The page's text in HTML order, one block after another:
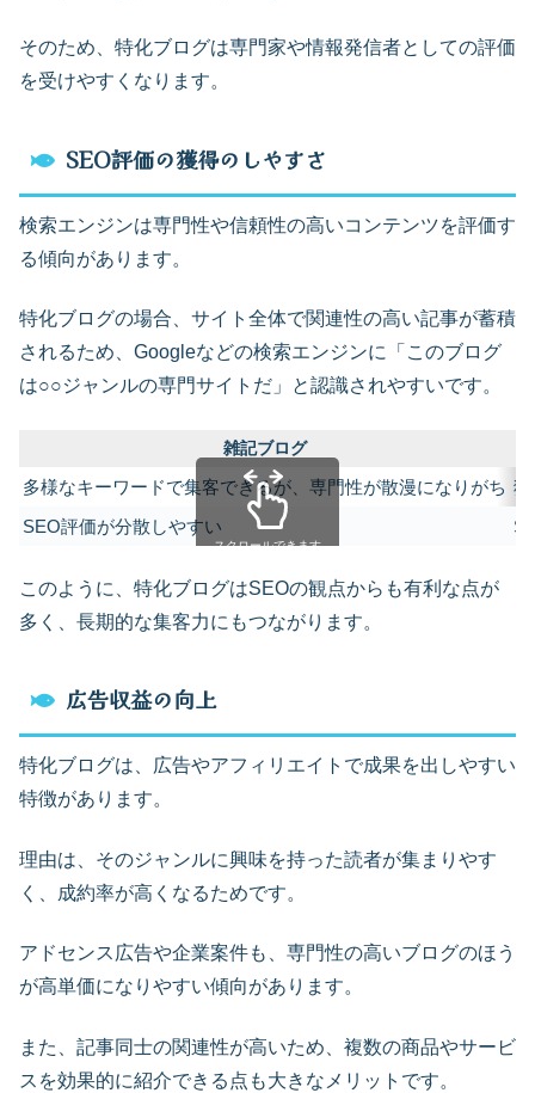
そのため、特化ブログは専門家や情報発信者としての評価
を受けやすくなります。
SEO評価の獲得のしやすさ
検索エンジンは専門性や信頼性の高いコンテンツを評価す
る傾向があります。
特化ブログの場合、サイト全体で関連性の高い記事が蓄積
されるため、Googleなどの検索エンジンに「このブログ
は○○ジャンルの専門サイトだ」と認識されやすいです。
雑記ブログ
多様なキーワードで集客できるが、専門性が散漫になりがち 狙
SEO評価が分散しやすい
スクロールできます
このように、特化ブログはSEOの観点からも有利な点が
多く、長期的な集客力にもつながります。
広告収益の向上
特化ブログは、広告やアフィリエイトで成果を出しやすい
特徴があります。
理由は、そのジャンルに興味を持った読者が集まりやす
く、成約率が高くなるためです。
アドセンス広告や企業案件も、専門性の高いブログのほう
が高単価になりやすい傾向があります。
また、記事同士の関連性が高いため、複数の商品やサービ
スを効果的に紹介できる点も大きなメリットです。